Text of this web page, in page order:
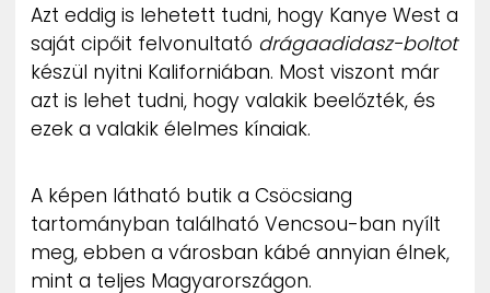
UTCA
ZENE
MÉDIAAJÁNLAT
ADATKEZELÉSI TÁJÉKOZTATÓ
Azt eddig is lehetett tudni, hogy Kanye West a
saját cipőit felvonultató drágaadidasz-boltot
készül nyitni Kaliforniában. Most viszont már
azt is lehet tudni, hogy valakik beelőzték, és
ezek a valakik élelmes kínaiak.
A képen látható butik a Csöcsiang
tartományban található Vencsou-ban nyílt
meg, ebben a városban kábé annyian élnek,
mint a teljes Magyarországon.